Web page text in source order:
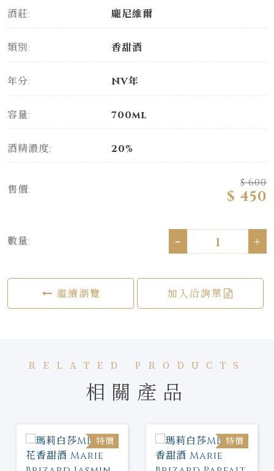
酒莊: 龐尼維爾
類別: 香甜酒
年分: NV年
容量: 700ml
酒精濃度: 20%
售價:
$ 600
$ 450
數量: - +
繼續瀏覽 加入洽詢單
RELATED PRODUCTS
相關產品
特價 特價